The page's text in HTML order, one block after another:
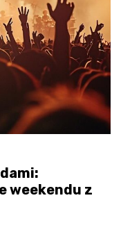
weekendu z